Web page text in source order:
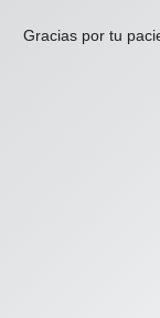
Gracias por tu